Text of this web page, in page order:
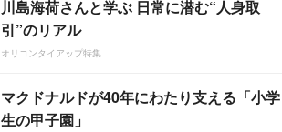
川島海荷さんと学ぶ 日常に潜む“人身取
引”のリアル
オリコンタイアップ特集
マクドナルドが40年にわたり支える「小学
生の甲子園」